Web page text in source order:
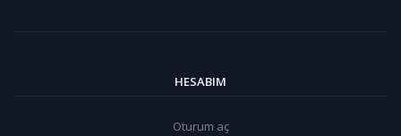
HESABIM
Oturum aç